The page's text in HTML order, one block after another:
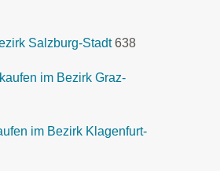
Salzburg-Stadt 638
im Bezirk Graz-
im Bezirk Klagenfurt-